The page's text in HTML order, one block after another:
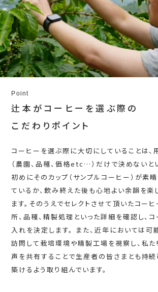
Point
辻本がコーヒーを選ぶ際の
こだわりポイント
コーヒーを選ぶ際に大切にしていることは、
（農園、品種、価格etc…）だけで決めないと
初めにそのカップ（サンプルコーヒー）が素
ているか、飲み終えた後も心地よい余韻を楽
ます。そのうえでセレクトさせて頂いたコー
所、品種、精製処理といった詳細を確認し、
入れを決定します。 また、近年においては可
訪問して栽培環境や精製工場を視察し、私
声を共有することで生産者の皆さまとも持
築けるよう取り組んでいます。